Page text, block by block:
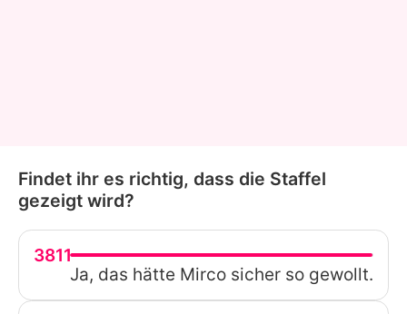
Findet ihr es richtig, dass die Staffel
gezeigt wird?
3811
Ja, das hätte Mirco sicher so gewollt.